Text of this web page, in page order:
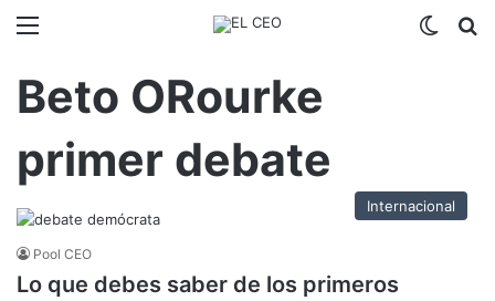
Beto ORourke
primer debate
Internacional
Pool CEO
Lo que debes saber de los primeros